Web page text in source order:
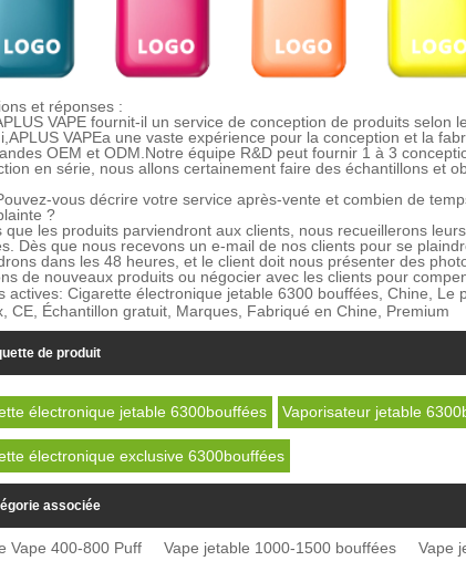
et réponses :
VAPE fournit-il un service de conception de produits selon
APLUS VAPEa une vaste expérience pour la conception et la
OEM et ODM Notre équipe R&D peut fournir 1 à 3
en série, nous allons certainement faire des échantillons et
vous décrire votre service après-vente et combien de
?
que les produits parviendront aux clients, nous recueillerons
Dès que nous recevons un e-mail de nos clients pour se
dans les 48 heures, et le client doit nous présenter des
de nouveaux produits ou négocier avec les clients pour
actives: Cigarette électronique jetable 6300 bouffées, Chine,
CE, Échantillon gratuit, Marques, Fabriqué en Chine, Premium
de produit
électronique jetable 6300bouffées Vaporisateur jetable
électronique exclusive 6300bouffées
associée
Vape 400-800 Puff Vape jetable 1000-1500 bouffées Vape